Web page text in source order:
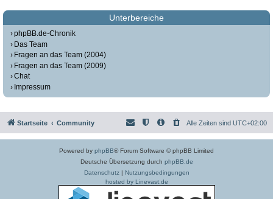
Unterbereiche
phpBB.de-Chronik
Das Team
Fragen an das Team (2004)
Fragen an das Team (2009)
Chat
Impressum
Startseite Community Alle Zeiten sind UTC+02:00
Powered by phpBB® Forum Software © phpBB Limited
Deutsche Übersetzung durch phpBB.de
Datenschutz| Nutzungsbedingungen
hosted by Linevast.de